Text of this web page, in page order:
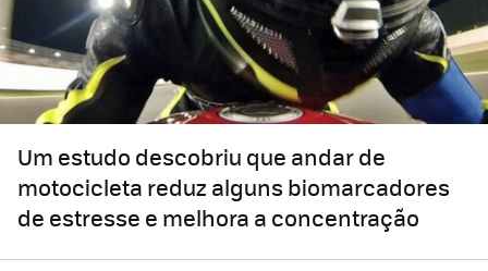
Um estudo descobriu que andar de
motocicleta reduz alguns biomarcadores
de estresse e melhora a concentração